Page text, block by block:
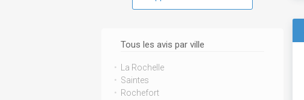
Tous les avis par ville
La Rochelle
Saintes
Rochefort